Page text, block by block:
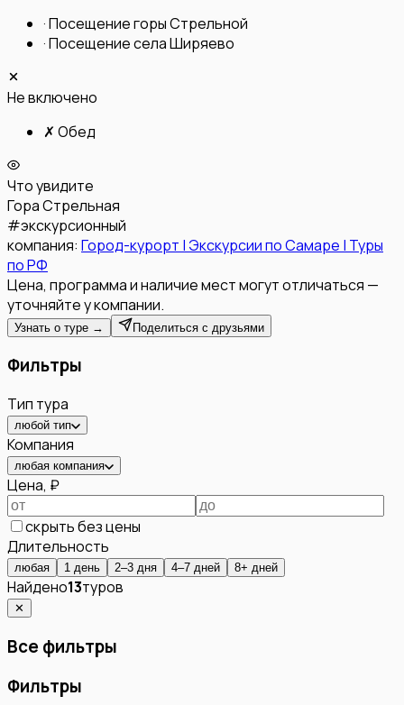
·Посещение горы Стрельной
·Посещение села Ширяево
Не включено
✗ Обед
Что увидите
Гора Стрельная
#экскурсионный
компания: Город-курорт | Экскурсии по Самаре | Туры
по РФ
Цена, программа и наличие мест могут отличаться —
уточняйте у компании.
Узнать о туре → Поделиться с друзьями
Фильтры
Тип тура
любой тип
Компания
любая компания
Цена, ₽
скрыть без цены
Длительность
любая 1 день 2–3 дня 4–7 дней 8+ дней
Найдено13туров
✕
Все фильтры
Фильтры